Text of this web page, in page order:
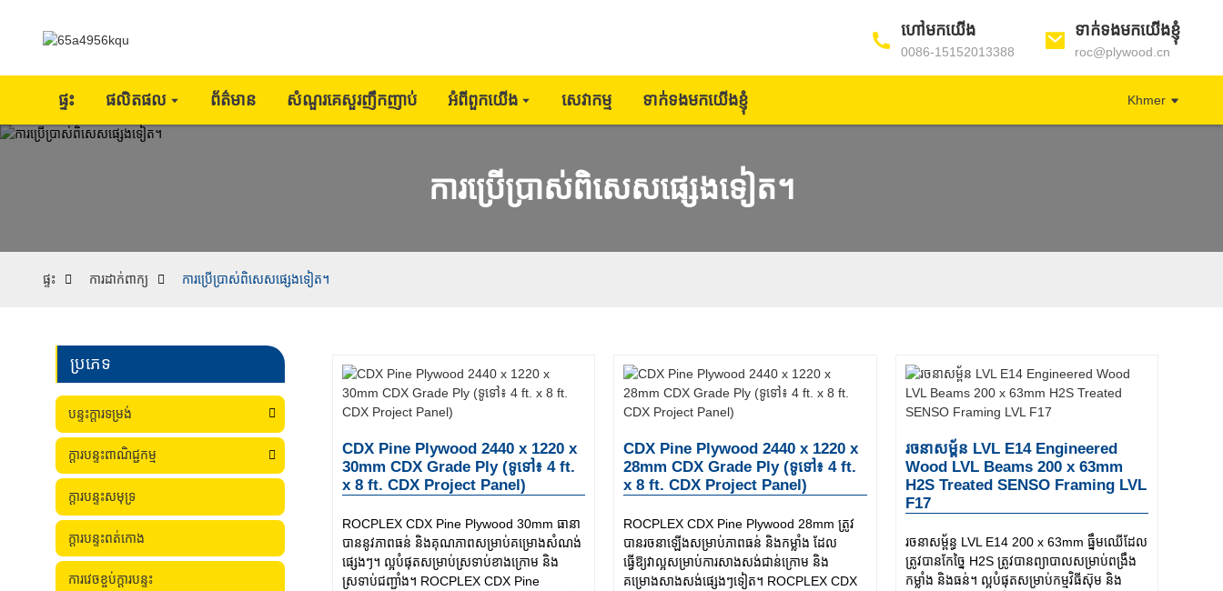
ហៅមកយើង
0086-15152013388
ទាក់ទងមកយើងខ្ញុំ
roc@plywood.cn
ផ្ទះ ផលិតផល ព័ត៌មាន សំណួរគេសួរញឹកញាប់ អំពីពួកយើង សេវាកម្ម ទាក់ទងមកយើងខ្ញុំ Khmer
ការប្រើប្រាស់ពិសេសផ្សេងទៀត។
ផ្ទះ ការដាក់ពាក្យ ការប្រើប្រាស់ពិសេសផ្សេងទៀត។
ប្រភេទ
បន្ទះក្តារទម្រង់
ក្តារបន្ទះពាណិជ្ជកម្ម
ក្តារបន្ទះសមុទ្រ
ក្តារបន្ទះពត់កោង
ការវេចខ្ចប់ក្តារបន្ទះ
CDX Pine Plywood 2440 x 1220 x
30mm CDX Grade Ply (ទូទៅ៖ 4 ft.
x 8 ft. CDX Project Panel)
ROCPLEX CDX Pine Plywood 30mm ធានា
បាននូវភាពធន់ និងគុណភាពសម្រាប់គម្រោងសំណង់
ផ្សេងៗ។ ល្អបំផុតសម្រាប់ស្រទាប់ខាងក្រោម និង
ស្រទាប់ជញ្ជាំង។ ROCPLEX CDX Pine
CDX Pine Plywood 2440 x 1220 x
28mm CDX Grade Ply (ទូទៅ៖ 4 ft.
x 8 ft. CDX Project Panel)
ROCPLEX CDX Pine Plywood 28mm ត្រូវ
បានរចនាឡើងសម្រាប់ភាពធន់ និងកម្លាំង ដែល
ធ្វើឱ្យវាល្អសម្រាប់ការសាងសង់ជាន់ក្រោម និង
គម្រោងសាងសង់ផ្សេងៗទៀត។ ROCPLEX CDX
រចនាសម្ព័ន LVL E14 Engineered
Wood LVL Beams 200 x 63mm
H2S Treated SENSO Framing LVL
F17
រចនាសម្ព័ន្ធ LVL E14 200 x 63mm ធ្នឹមឈើដែល
ត្រូវបានកែច្នៃ H2S ត្រូវបានព្យាបាលសម្រាប់ពង្រឹង
កម្លាំង និងធន់។ ល្អបំផុតសម្រាប់កម្មវិធីស៊ុម និង